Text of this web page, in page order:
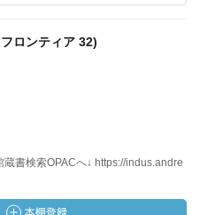
ロンティア 32)
書検索OPACへ↓ https://indus.andre